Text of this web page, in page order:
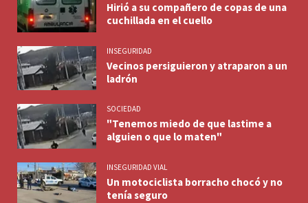
Hirió a su compañero de copas de una
cuchillada en el cuello
INSEGURIDAD
Vecinos persiguieron y atraparon a un
ladrón
SOCIEDAD
"Tenemos miedo de que lastime a
alguien o que lo maten"
INSEGURIDAD VIAL
Un motociclista borracho chocó y no
tenía seguro